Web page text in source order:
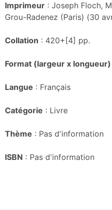
Imprimeur : Joseph Floch,
Grou-Radenez (Paris) (30
Collation : 420+[4] pp.
Format (largeur x longueur)
Langue : Français
Catégorie : Livre
Thème : Pas d'information
ISBN : Pas d'information